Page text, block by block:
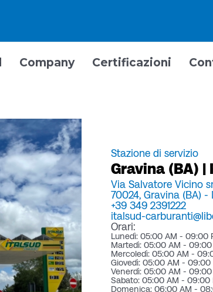
Company Certificazioni
Stazione di servizio
Gravina (BA)
Via Salvatore Vicino
70024, Gravina (BA) -
+39 349 2391222
italsud-
Orari:
Lunedì: 05:00 AM - 09:00
Martedì: 05:00 AM - 09:00
Mercoledì: 05:00 AM -
Giovedì: 05:00 AM - 09:00
Venerdì: 05:00 AM - 09:00
Sabato: 05:00 AM - 09:00
Domenica: 06:00 AM -